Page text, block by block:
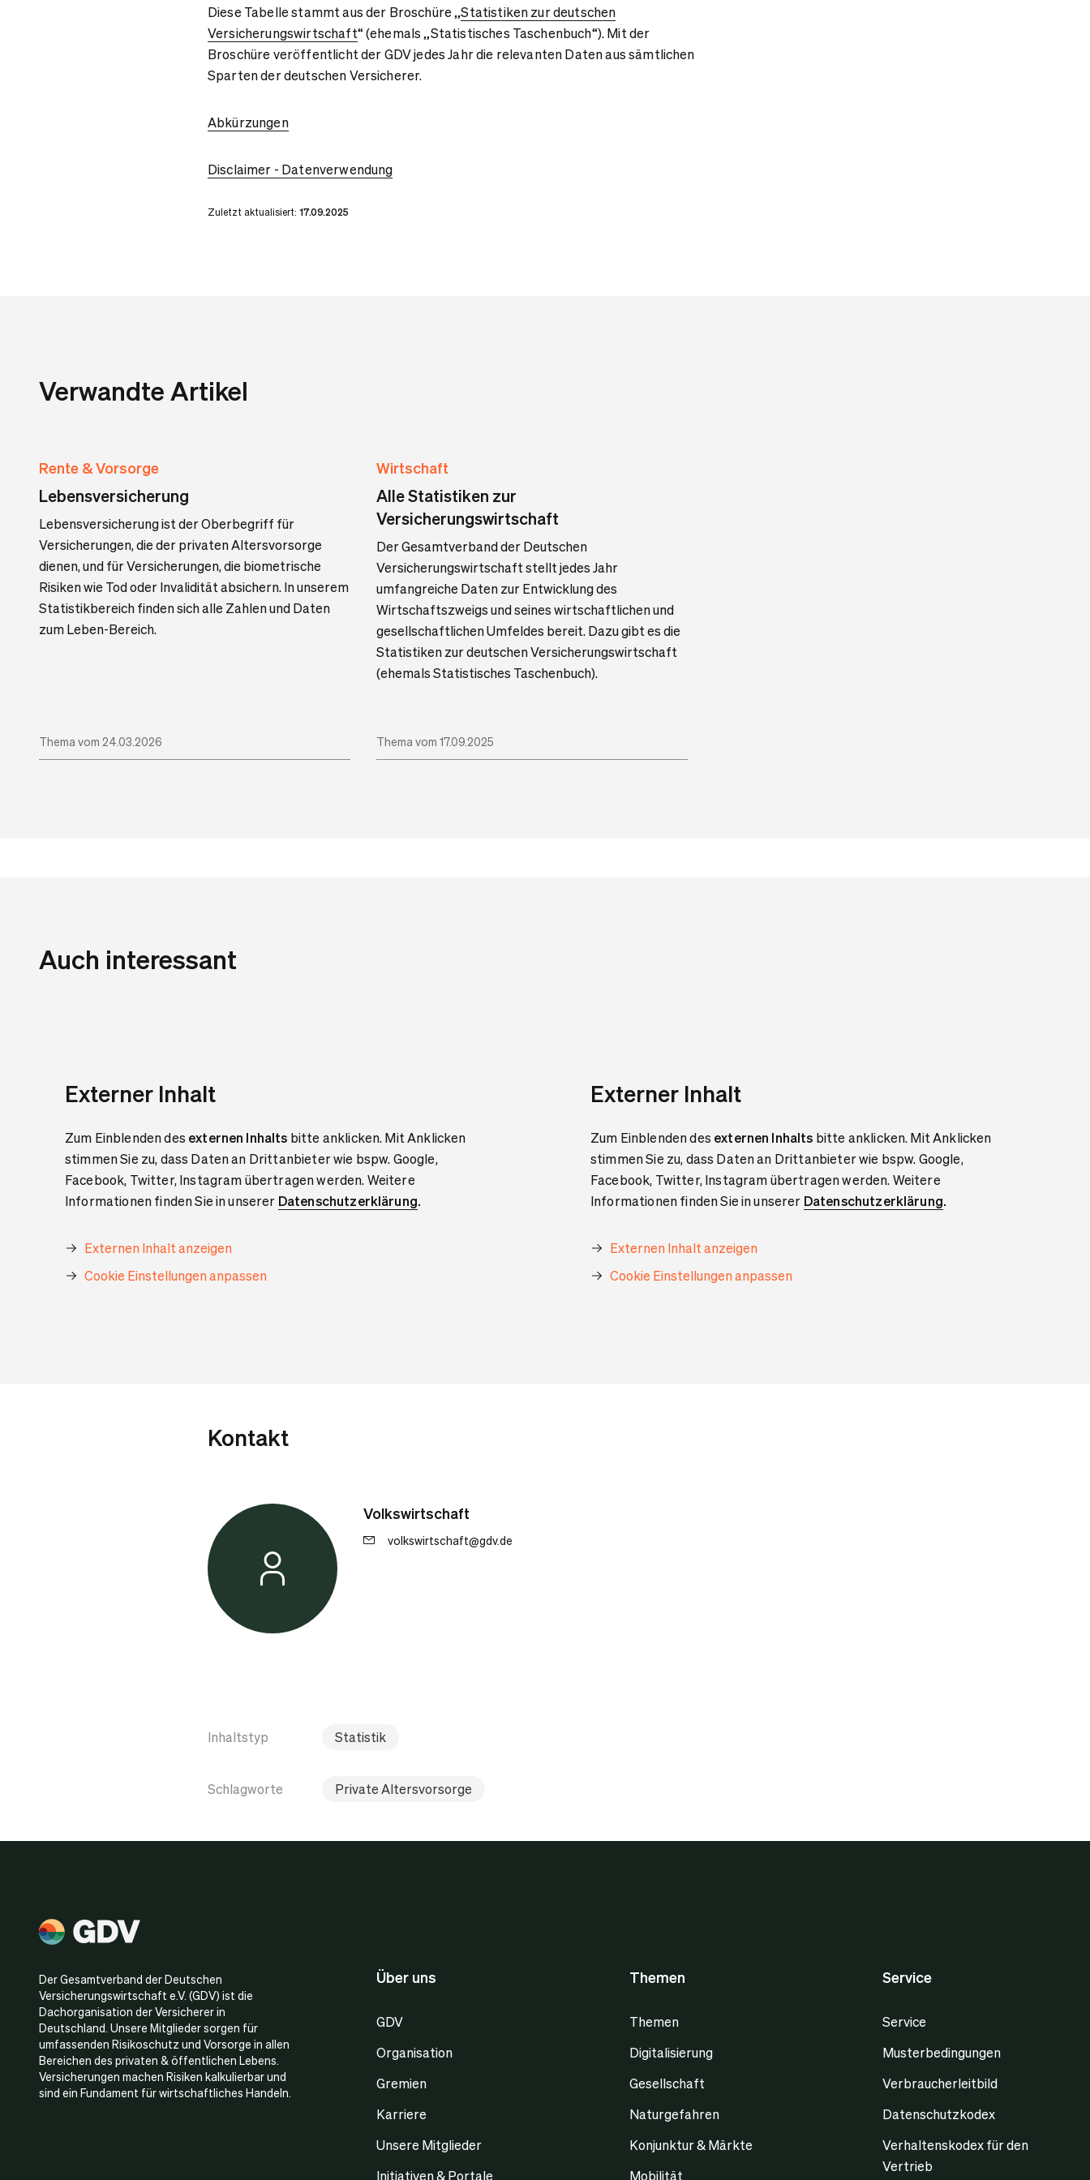
Diese Tabelle stammt aus der Broschüre „Statistiken zur deutschen
Versicherungswirtschaft“ (ehemals „Statistisches Taschenbuch“). Mit der
Broschüre veröffentlicht der GDV jedes Jahr die relevanten Daten aus sämtlichen
Sparten der deutschen Versicherer.
Abkürzungen
Disclaimer - Datenverwendung
Zuletzt aktualisiert: 17.09.2025
Verwandte Artikel
Rente & Vorsorge
Lebensversicherung
Lebensversicherung ist der Oberbegriff für
Versicherungen, die der privaten Altersvorsorge
dienen, und für Versicherungen, die biometrische
Risiken wie Tod oder Invalidität absichern. In unserem
Statistikbereich finden sich alle Zahlen und Daten
zum Leben-Bereich.
Thema vom 24.03.2026
Wirtschaft
Alle Statistiken zur
Versicherungswirtschaft
Der Gesamtverband der Deutschen
Versicherungswirtschaft stellt jedes Jahr
umfangreiche Daten zur Entwicklung des
Wirtschaftszweigs und seines wirtschaftlichen und
gesellschaftlichen Umfeldes bereit. Dazu gibt es die
Statistiken zur deutschen Versicherungswirtschaft
(ehemals Statistisches Taschenbuch).
Thema vom 17.09.2025
Auch interessant
Externer Inhalt
Zum Einblenden des externen Inhalts bitte anklicken. Mit Anklicken
stimmen Sie zu, dass Daten an Drittanbieter wie bspw. Google,
Facebook, Twitter, Instagram übertragen werden. Weitere
Informationen finden Sie in unserer Datenschutzerklärung.
Externen Inhalt anzeigen
Cookie Einstellungen anpassen
Externer Inhalt
Zum Einblenden des externen Inhalts bitte anklicken. Mit Anklicken
stimmen Sie zu, dass Daten an Drittanbieter wie bspw. Google,
Facebook, Twitter, Instagram übertragen werden. Weitere
Informationen finden Sie in unserer Datenschutzerklärung.
Externen Inhalt anzeigen
Cookie Einstellungen anpassen
Kontakt
Volkswirtschaft
volkswirtschaft@gdv.de
Inhaltstyp Statistik
Schlagworte Private Altersvorsorge
Der Gesamtverband der Deutschen
Versicherungswirtschaft e.V. (GDV) ist die
Dachorganisation der Versicherer in
Deutschland. Unsere Mitglieder sorgen für
umfassenden Risikoschutz und Vorsorge in allen
Bereichen des privaten & öffentlichen Lebens.
Versicherungen machen Risiken kalkulierbar und
sind ein Fundament für wirtschaftliches Handeln.
Über uns
GDV
Organisation
Gremien
Karriere
Unsere Mitglieder
Initiativen & Portale
Themen
Themen
Digitalisierung
Gesellschaft
Naturgefahren
Konjunktur & Märkte
Mobilität
Service
Service
Musterbedingungen
Verbraucherleitbild
Datenschutzkodex
Verhaltenskodex für den
Vertrieb